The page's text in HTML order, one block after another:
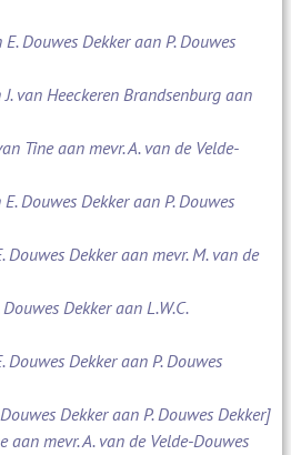
Douwes Dekker aan P. Douwes
van Heeckeren Brandsenburg aan
Tine aan mevr. A. van de Velde-
Douwes Dekker aan P. Douwes
Dekker aan mevr. M. van de
Dekker aan L.W.C.
Dekker aan P. Douwes
Dekker aan P. Douwes Dekker]
mevr. A. van de Velde-Douwes